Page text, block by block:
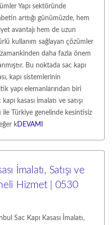
Yapı sektöründe
arttığı günümüzde, hem
avantajı hem de uzun
kullanım sağlayan çözümler
daha fazla önem
Bu noktada sac kapı
kapı sistemlerinin
yapı elemanlarından biri
kasası imalatı ve satışı
ile Türkiye genelinde kesintisiz
kDEVAMI
İmalatı, Satışı ve
Hizmet | 0530
Sac Kapı Kasası İmalatı,